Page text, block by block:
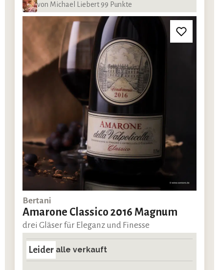
von Michael Liebert 99 Punkte
Bertani
Amarone Classico 2016 Magnum
drei Gläser für Eleganz und Finesse
Leider alle verkauft